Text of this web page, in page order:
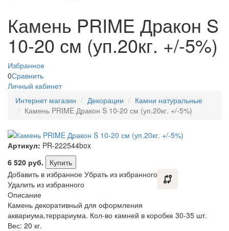
Камень PRIME Дракон S
10-20 см (уп.20кг. +/-5%)
Избранное
0Сравнить
Личный кабинет
Интернет магазин
Декорации
Камни натуральные
Камень PRIME Дракон S 10-20 см (уп.20кг. +/-5%)
Артикул: PR-222544box
6 520 руб.
Купить
Добавить в избранное Убрать из избранного
Удалить из избранного
Описание
Камень декоративный для оформления
аквариума,террариума. Кол-во камней в коробке 30-35 шт.
Вес: 20 кг.